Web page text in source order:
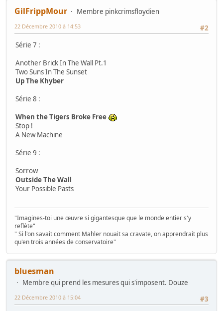
GilFrippMour
Membre pinkcrimsfloydien
#2
22 Décembre 2010 à 14:53
Série 7 :
Another Brick In The Wall Pt.1
Two Suns In The Sunset
Up The Khyber
Série 8 :
When the Tigers Broke Free
Stop !
A New Machine
Série 9 :
Sorrow
Outside The Wall
Your Possible Pasts
"Imagines-toi une œuvre si gigantesque que le monde entier s'y
reflète"
" Si l'on savait comment Mahler nouait sa cravate, on apprendrait plus
qu'en trois années de conservatoire"
bluesman
Membre qui prend les mesures qui s'imposent. Douze
#3
22 Décembre 2010 à 15:04